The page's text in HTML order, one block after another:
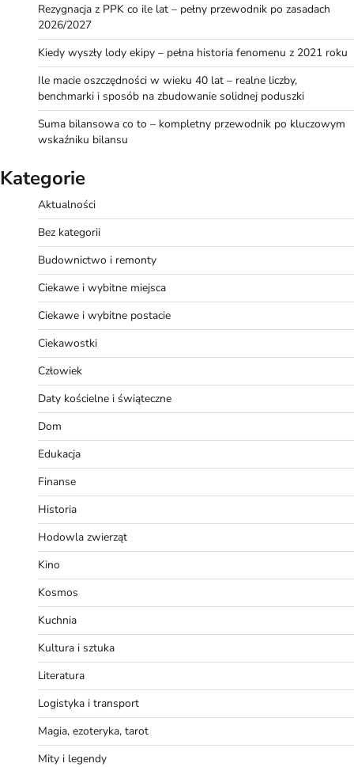
Rezygnacja z PPK co ile lat – pełny przewodnik po zasadach
2026/2027
Kiedy wyszły lody ekipy – pełna historia fenomenu z 2021 roku
Ile macie oszczędności w wieku 40 lat – realne liczby,
benchmarki i sposób na zbudowanie solidnej poduszki
Suma bilansowa co to – kompletny przewodnik po kluczowym
wskaźniku bilansu
Kategorie
Aktualności
Bez kategorii
Budownictwo i remonty
Ciekawe i wybitne miejsca
Ciekawe i wybitne postacie
Ciekawostki
Człowiek
Daty kościelne i świąteczne
Dom
Edukacja
Finanse
Historia
Hodowla zwierząt
Kino
Kosmos
Kuchnia
Kultura i sztuka
Literatura
Logistyka i transport
Magia, ezoteryka, tarot
Mity i legendy